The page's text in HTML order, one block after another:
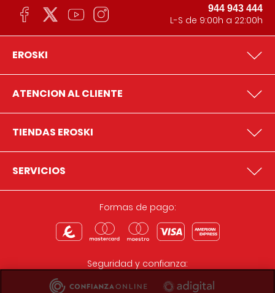
944 943 444
L-S de 9:00h a 22:00h
EROSKI
ATENCION AL CLIENTE
TIENDAS EROSKI
SERVICIOS
Formas de pago:
Seguridad y confianza: